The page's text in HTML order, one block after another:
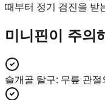
때부터 정기 검진을 받
미니핀이 주의
슬개골 탈구: 무릎 관절